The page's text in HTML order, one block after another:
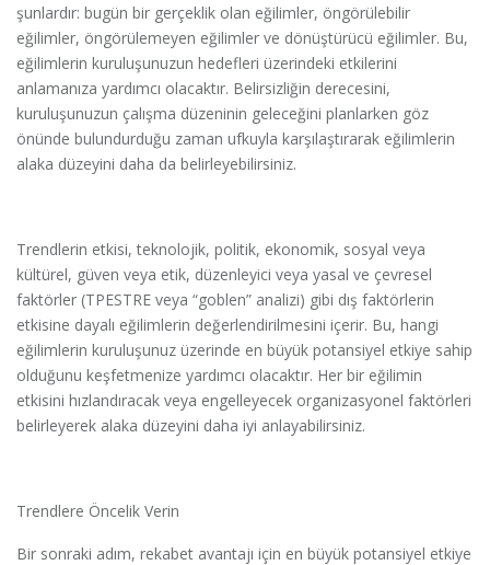
şunlardır: bugün bir gerçeklik olan eğilimler, öngörülebilir
eğilimler, öngörülemeyen eğilimler ve dönüştürücü eğilimler. Bu,
eğilimlerin kuruluşunuzun hedefleri üzerindeki etkilerini
anlamanıza yardımcı olacaktır. Belirsizliğin derecesini,
kuruluşunuzun çalışma düzeninin geleceğini planlarken göz
önünde bulundurduğu zaman ufkuyla karşılaştırarak eğilimlerin
alaka düzeyini daha da belirleyebilirsiniz.
Trendlerin etkisi, teknolojik, politik, ekonomik, sosyal veya
kültürel, güven veya etik, düzenleyici veya yasal ve çevresel
faktörler (TPESTRE veya “goblen” analizi) gibi dış faktörlerin
etkisine dayalı eğilimlerin değerlendirilmesini içerir. Bu, hangi
eğilimlerin kuruluşunuz üzerinde en büyük potansiyel etkiye sahip
olduğunu keşfetmenize yardımcı olacaktır. Her bir eğilimin
etkisini hızlandıracak veya engelleyecek organizasyonel faktörleri
belirleyerek alaka düzeyini daha iyi anlayabilirsiniz.
Trendlere Öncelik Verin
Bir sonraki adım, rekabet avantajı için en büyük potansiyel etkiye